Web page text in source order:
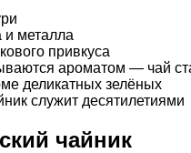
и металла
привкуса
ароматом — чай
деликатных зелёных
служит десятилетиями
чайник